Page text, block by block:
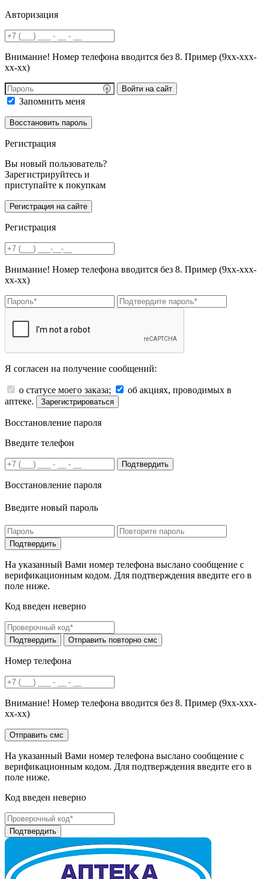
Авторизация
Внимание! Номер телефона вводится без 8. Пример (9хх-ххх-
хх-хх)
Войти на сайт
Запомнить меня
Регистрация
Вы новый пользователь?
Зарегистрируйтесь и
приступайте к покупкам
Регистрация
Внимание! Номер телефона вводится без 8. Пример (9хх-ххх-
хх-хх)
Я согласен на получение сообщений:
о статусе моего заказа;
об акциях, проводимых в
аптеке.
Зарегистрироваться
Восстановление пароля
Введите телефон
Подтвердить
Восстановление пароля
Введите новый пароль
На указанный Вами номер телефона выслано сообщение с
верификационным кодом. Для подтверждения введите его в
поле ниже.
Код введен неверно
Номер телефона
Внимание! Номер телефона вводится без 8. Пример (9хх-ххх-
хх-хх)
На указанный Вами номер телефона выслано сообщение с
верификационным кодом. Для подтверждения введите его в
поле ниже.
Код введен неверно